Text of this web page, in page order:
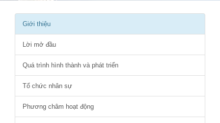
Giới thiệu
Lời mở đầu
Quá trình hình thành và phát triển
Tổ chức nhân sự
Phương châm hoạt động